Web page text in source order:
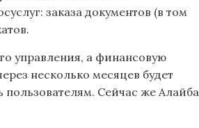
заказа документов (в том
управления, а финансовую
несколько месяцев будет
Сейчас же Алайба